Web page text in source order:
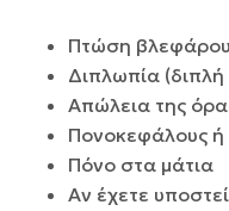
Πτώση βλεφάρου
Διπλωπία
Απώλεια της
Πονοκεφάλους
Πόνο στα μάτια
Αν έχετε